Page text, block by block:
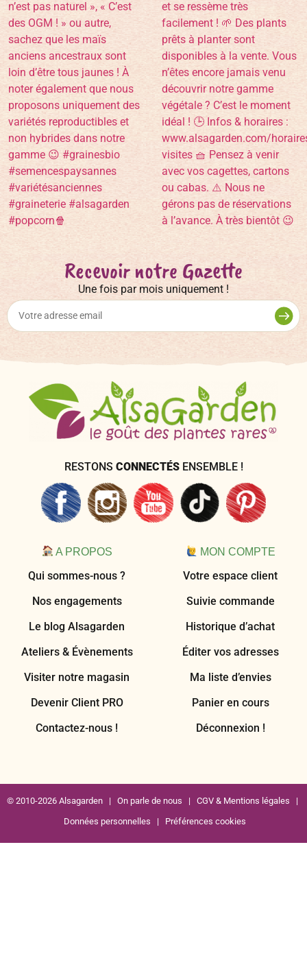
Recevoir notre Gazette
Une fois par mois uniquement !
RESTONS CONNECTÉS ENSEMBLE !
A PROPOS
Qui sommes-nous ?
Nos engagements
Le blog Alsagarden
Ateliers & Évènements
Visiter notre magasin
Devenir Client PRO
Contactez-nous !
MON COMPTE
Votre espace client
Suivie commande
Historique d’achat
Éditer vos adresses
Ma liste d’envies
Panier en cours
Déconnexion !
© 2010-2026 Alsagarden | On parle de nous | CGV & Mentions légales |
Données personnelles | Préférences cookies